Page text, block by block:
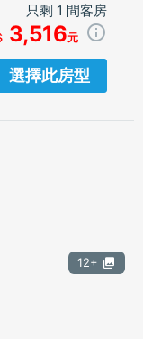
只剩 1 間客房
3,516元
選擇此房型
12+